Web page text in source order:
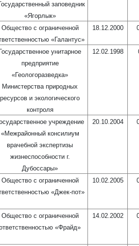
заповедник
«Ягорлык»
Общество с ограниченной
«Галантус»
18.12.2000
Государственное унитарное
предприятие
«Геологоразведка»
Министерства природных
ресурсов и экологического
контроля
12.02.1998
учреждение
«Межрайонный консилиум
врачебной экспертизы
жизнеспособности г.
Дубоссары»
20.10.2004
Общество с ограниченной
«Джек-пот»
10.02.2005
Общество с ограниченной
«Фрайд»
14.02.2002